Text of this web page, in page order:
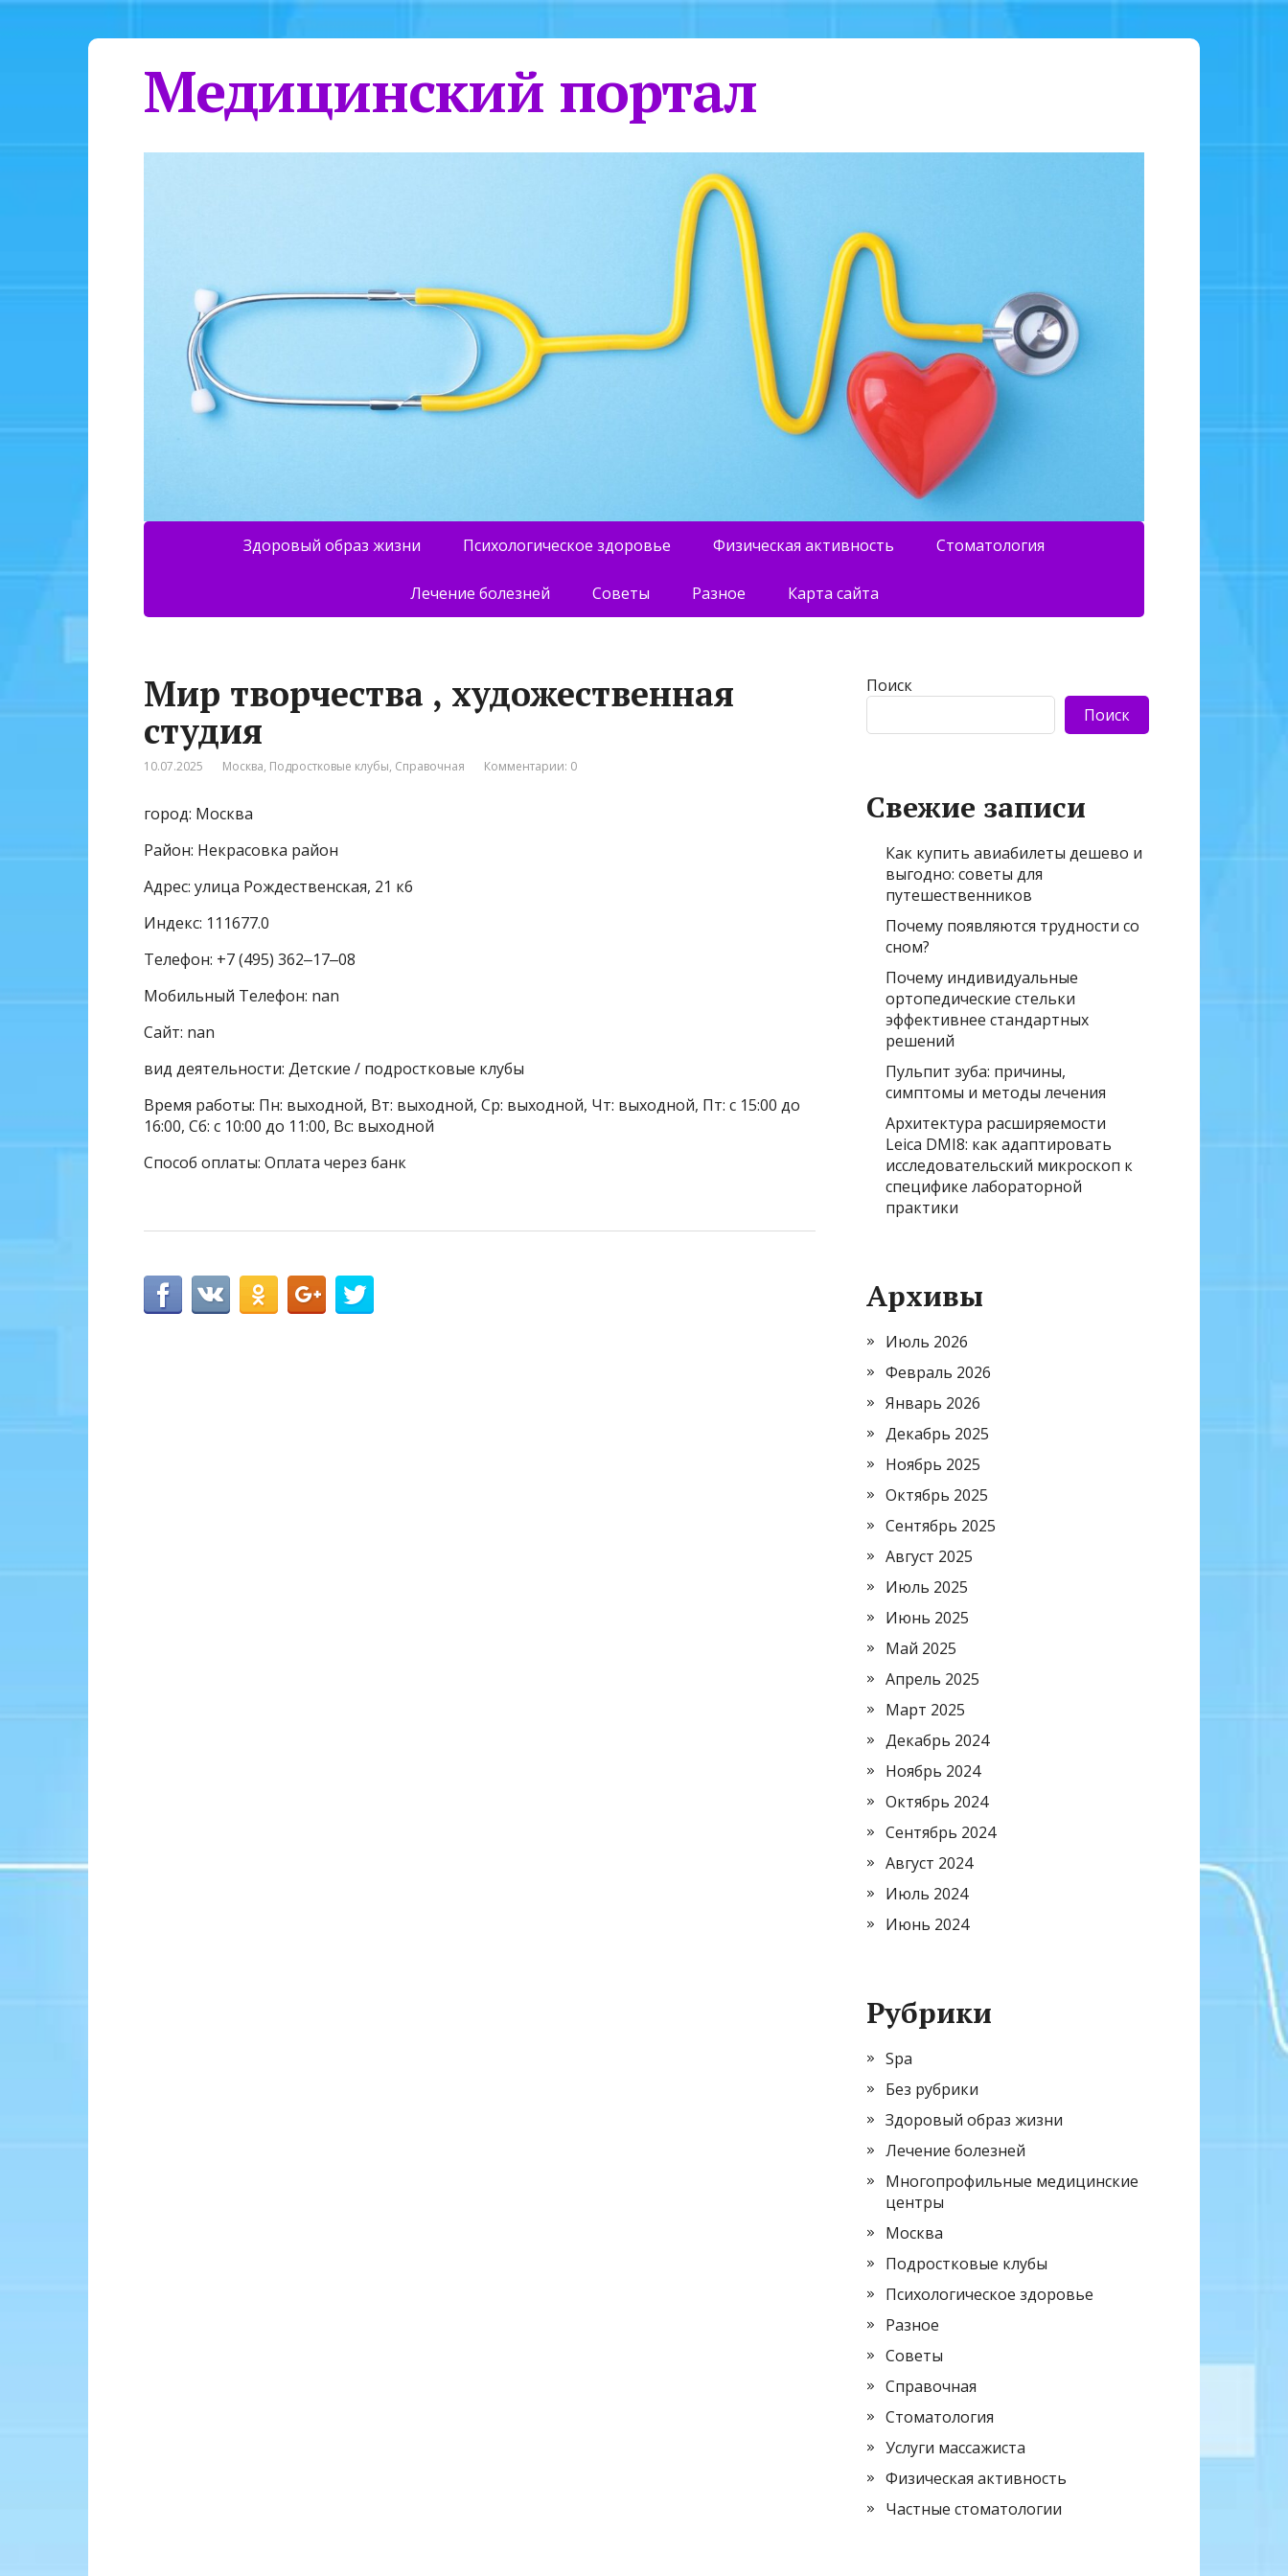
Медицинский портал
Здоровый образ жизни Психологическое здоровье Физическая активность Стоматология
Лечение болезней Советы Разное Карта сайта
Мир творчества , художественная
студия
10.07.2025 Москва, Подростковые клубы, Справочная Комментарии: 0
город: Москва
Район: Некрасовка район
Адрес: улица Рождественская, 21 к6
Индекс: 111677.0
Телефон: +7 (495) 362‒17‒08
Мобильный Телефон: nan
Сайт: nan
вид деятельности: Детские / подростковые клубы
Время работы: Пн: выходной, Вт: выходной, Ср: выходной, Чт: выходной, Пт: с 15:00 до
16:00, Сб: с 10:00 до 11:00, Вс: выходной
Способ оплаты: Оплата через банк
Поиск
Поиск
Свежие записи
Как купить авиабилеты дешево и
выгодно: советы для
путешественников
Почему появляются трудности со
сном?
Почему индивидуальные
ортопедические стельки
эффективнее стандартных
решений
Пульпит зуба: причины,
симптомы и методы лечения
Архитектура расширяемости
Leica DMI8: как адаптировать
исследовательский микроскоп к
специфике лабораторной
практики
Архивы
Июль 2026
Февраль 2026
Январь 2026
Декабрь 2025
Ноябрь 2025
Октябрь 2025
Сентябрь 2025
Август 2025
Июль 2025
Июнь 2025
Май 2025
Апрель 2025
Март 2025
Декабрь 2024
Ноябрь 2024
Октябрь 2024
Сентябрь 2024
Август 2024
Июль 2024
Июнь 2024
Рубрики
Spa
Без рубрики
Здоровый образ жизни
Лечение болезней
Многопрофильные медицинские
центры
Москва
Подростковые клубы
Психологическое здоровье
Разное
Советы
Справочная
Стоматология
Услуги массажиста
Физическая активность
Частные стоматологии